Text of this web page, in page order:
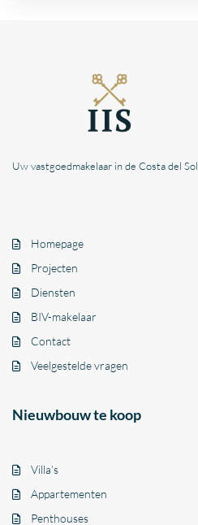
Uw vastgoedmakelaar in de Costa del Sol
Homepage
Projecten
Diensten
BIV-makelaar
Contact
Veelgestelde vragen
Nieuwbouw te koop
Villa’s
Appartementen
Penthouses